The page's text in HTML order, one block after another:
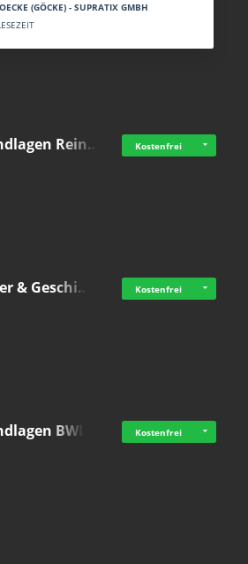
(GÖCKE) - SUPRATIX GMBH
Rein… Kostenfrei
& Geschi… Kostenfrei
BWL Kostenfrei